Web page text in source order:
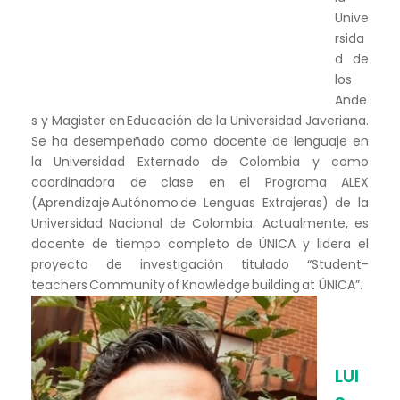
Unive
rsida
d de
los
Ande
s y Magister en Educación de la Universidad Javeriana.
Se ha desempeñado como docente de lenguaje en
la Universidad Externado de Colombia y como
coordinadora de clase en el Programa ALEX
(Aprendizaje Autónomo de Lenguas Extrajeras) de la
Universidad Nacional de Colombia. Actualmente, es
docente de tiempo completo de ÚNICA y lidera el
proyecto de investigación titulado “Student-
teachers Community of Knowledge building at ÚNICA”.
LUI